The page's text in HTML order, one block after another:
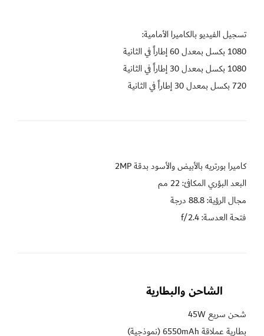
تسجيل الفيديو بالكاميرا الأمامية:
1080 بكسل بمعدل 60 إطاراً في الثانية
1080 بكسل بمعدل 30 إطاراً في الثانية
720 بكسل بمعدل 30 إطاراً في الثانية
البعد البؤري المكافئ: 22 مم
مجال الرؤية: 88.8 درجة
فتحة العدسة: f/2.4
الشاحن والبطارية
شحن سريع 45W